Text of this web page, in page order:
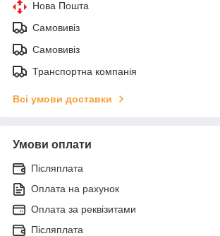
Нова Пошта
Самовивіз
Самовивіз
Транспортна компанія
Всі умови доставки
Умови оплати
Післяплата
Оплата на рахунок
Оплата за реквізитами
Післяплата